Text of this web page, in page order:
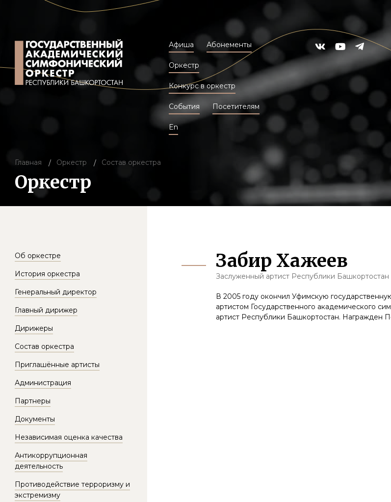
Афиша Абонементы
Оркестр
Конкурс в оркестр
События Посетителям
En
Главная Оркестр Состав оркестра
Оркестр
Об оркестре
История оркестра
Генеральный директор
Главный дирижер
Дирижеры
Состав оркестра
Приглашённые артисты
Администрация
Партнеры
Документы
Независимая оценка качества
Антикоррупционная
деятельность
Противодействие терроризму и
экстремизму
Забир Хажеев
Заслуженный артист Республики Башкортостан
В 2005 году окончил Уфимскую
артистом Государственного академического
артист Республики Башкортостан. Награжден